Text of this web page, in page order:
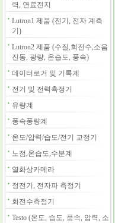
력, 연료전지
Lutron1 제품 (전기, 전자 계측
기)
Lutron2 제품 (수질,회전수,소음
진동, 광량, 온습도, 풍속)
데이터로거 및 기록계
전기 및 전력측정기
유량계
풍속풍량계
온도/압력/습도/전기 교정기
노점,온습도,수분계
열화상카메라
정전기, 전자파 측정기
회전수측정기
Testo (온도, 습도, 풍속, 압력, 소